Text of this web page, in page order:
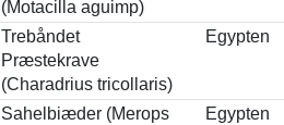
(Motacilla aguimp)
Trebåndet
Præstekrave
(Charadrius tricollaris)
Egypten
Sahelbiæder (Merops
Egypten